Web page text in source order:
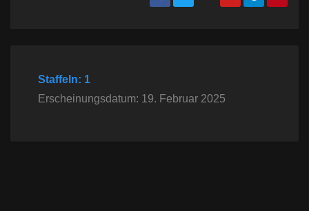
Staffeln: 1
Erscheinungsdatum: 19. Februar 2025